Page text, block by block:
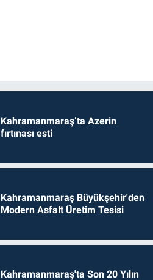
Kahramanmaraş’ta Azerin
fırtınası esti
Kahramanmaraş Büyükşehir'den
Modern Asfalt Üretim Tesisi
Kahramanmaraş'ta Son 20 Yılın